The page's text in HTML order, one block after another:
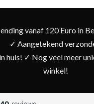
vanaf 120 Euro in
✓ Aangetekend
huis! ✓ Nog veel meer
winkel!